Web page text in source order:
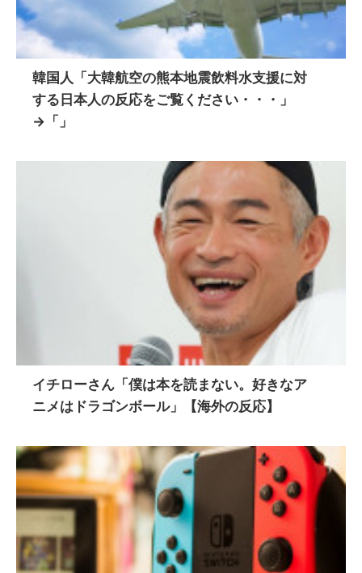
韓国人「大韓航空の熊本地震飲料水支援に対
する日本人の反応をご覧ください・・・」
→「」
イチローさん「僕は本を読まない。好きなア
ニメはドラゴンボール」【海外の反応】